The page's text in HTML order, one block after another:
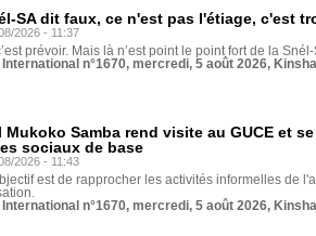
SA dit faux, ce n'est pas l'étiage, c'est
2026 - 11:37
prévoir. Mais là n’est point le point fort de la
International n°1670, mercredi, 5 août 2026,
Mukoko Samba rend visite au GUCE et
sociaux de base
2026 - 11:43
est de rapprocher les activités informelles de
International n°1670, mercredi, 5 août 2026,